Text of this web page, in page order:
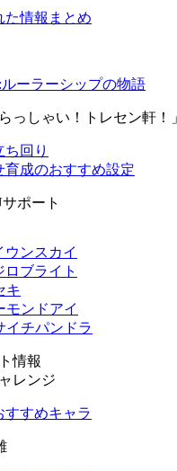
た情報まとめ
ルーラーシップの物語
っしゃい！トレセン軒！」
ち回り
育成のおすすめ設定
ポート
ウンスカイ
ロブライト
キ
モンドアイ
イチパンドラ
情報
レンジ
すすめキャラ